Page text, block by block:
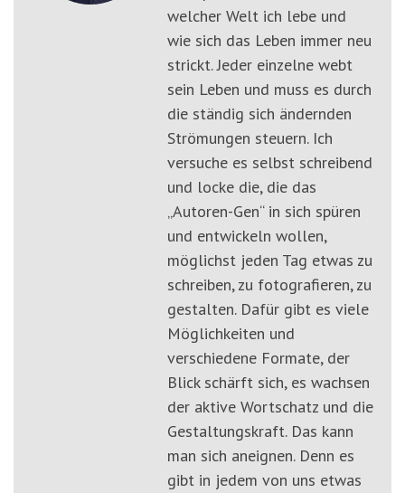
welcher Welt ich lebe und
wie sich das Leben immer neu
strickt. Jeder einzelne webt
sein Leben und muss es durch
die ständig sich ändernden
Strömungen steuern. Ich
versuche es selbst schreibend
und locke die, die das
„Autoren-Gen“ in sich spüren
und entwickeln wollen,
möglichst jeden Tag etwas zu
schreiben, zu fotografieren, zu
gestalten. Dafür gibt es viele
Möglichkeiten und
verschiedene Formate, der
Blick schärft sich, es wachsen
der aktive Wortschatz und die
Gestaltungskraft. Das kann
man sich aneignen. Denn es
gibt in jedem von uns etwas